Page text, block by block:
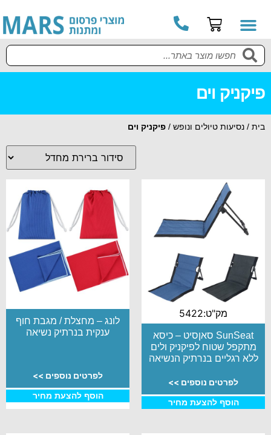
פיקניק וים
בית / נסיעות טיולים ונופש / פיקניק וים
מק"ט:5422
SunSeat סאןסיט – כיסא
מתקפל שטוח לפיקניק ולים
ללא רגליים בנרתיק הנשיאה
לפרטים נוספים >>
הוסף להצעת מחיר
לונג – מחצלת / מגבת חוף
ענקית בנרתיק נשיאה
לפרטים נוספים >>
הוסף להצעת מחיר